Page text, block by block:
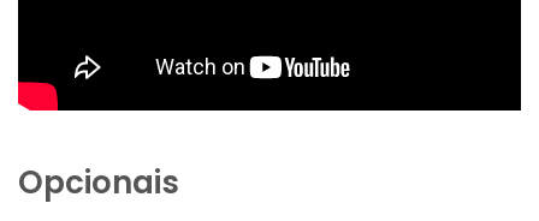
Opcionais